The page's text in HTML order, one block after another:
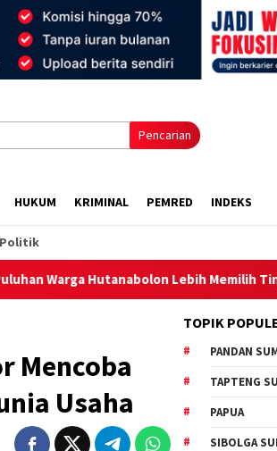
Pencarian
HUKUM KRIMINAL PEMRED INDEKS
Politik
Lebih Memilih Tinggal di Tenda.
Mencoba
Usaha
TOPIK
PANDAN
TAPTENG
PAPUA
SIBOLGA